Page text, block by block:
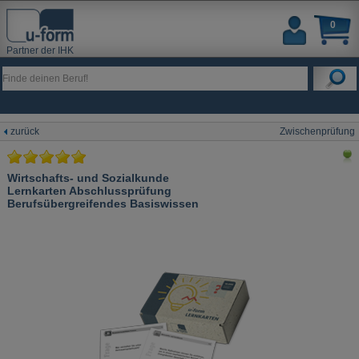
Partner der IHK
0
zurück Zwischenprüfung
Wirtschafts- und Sozialkunde
Lernkarten Abschlussprüfung
Berufsübergreifendes Basiswissen